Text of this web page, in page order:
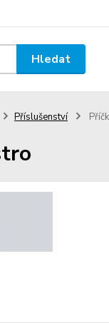
Hledat
Příslušenství